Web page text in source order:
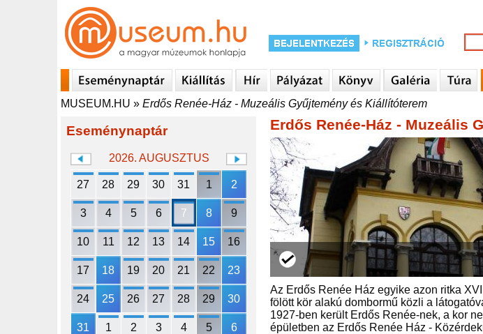
MUSEUM.HU » Erdős Renée-Ház - Muzeális Gyűjtemény és Kiállítóterem
Eseménynaptár
2026. AUGUSZTUS
27 28 29 30 31 1 2
3 4 5 6 7 8 9
10 11 12 13 14 15 16
17 18 19 20 21 22 23
24 25 26 27 28 29 30
31 1 2 3 4 5 6
Erdős Renée-Ház - Muzeális
Az Erdős Renée Ház egyike azon ritka
fölött kör alakú dombormű közli a
1927-ben került Erdős Renée-nek, a kor
épületben az Erdős Renée Ház -